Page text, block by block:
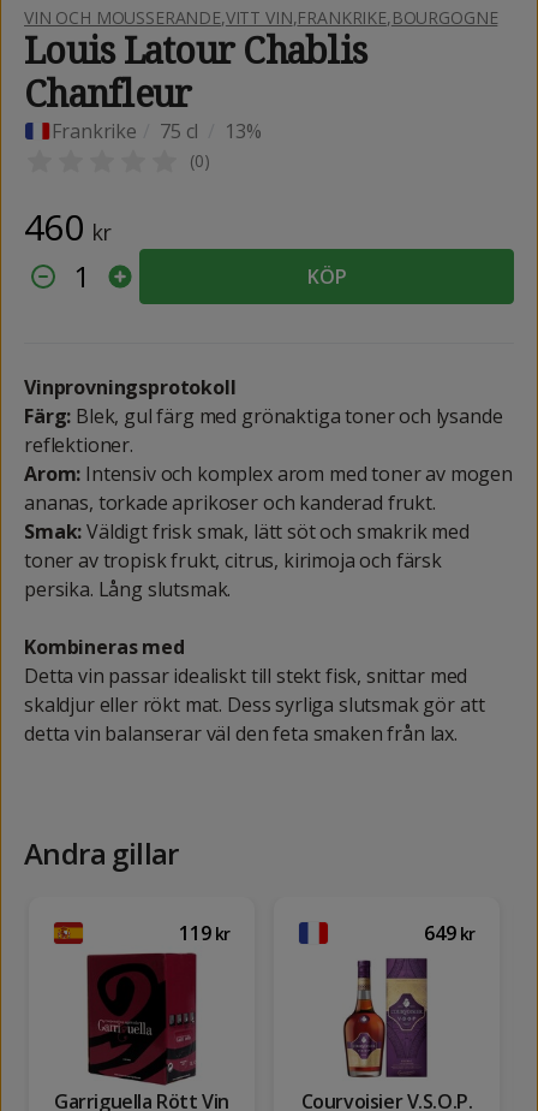
VIN OCH MOUSSERANDE,VITT VIN,FRANKRIKE,BOURGOGNE
Louis Latour Chablis
Chanfleur
Frankrike 75 cl 13%
(0)
460 kr
1 KÖP
Vinprovningsprotokoll
Färg: Blek, gul färg med grönaktiga toner och lysande
reflektioner.
Arom: Intensiv och komplex arom med toner av mogen
ananas, torkade aprikoser och kanderad frukt.
Smak:Väldigt frisk smak, lätt söt och smakrik med
toner av tropisk frukt, citrus, kirimoja och färsk
persika. Lång slutsmak.
Kombineras med
Detta vin passar idealiskt till stekt fisk, snittar med
skaldjur eller rökt mat. Dess syrliga slutsmak gör att
detta vin balanserar väl den feta smaken från lax.
Andra gillar
119 kr
Garriguella Rött Vin
649 kr
Courvoisier V.S.O.P.